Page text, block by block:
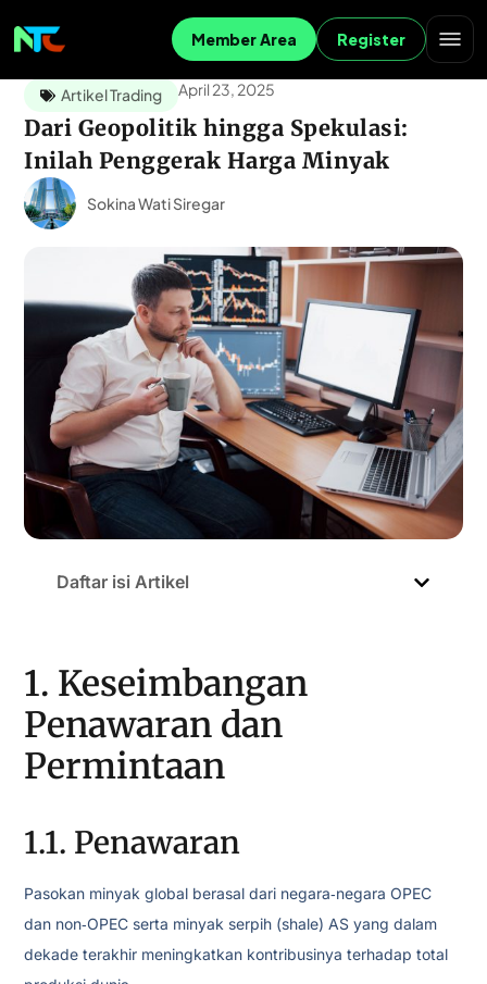
Member Area Register
Artikel Trading April 23, 2025
Dari Geopolitik hingga Spekulasi:
Inilah Penggerak Harga Minyak
Sokina Wati Siregar
Daftar isi Artikel
1. Keseimbangan
Penawaran dan
Permintaan
1.1. Penawaran
Pasokan minyak global berasal dari negara‑negara OPEC
dan non‑OPEC serta minyak serpih (shale) AS yang dalam
dekade terakhir meningkatkan kontribusinya terhadap total